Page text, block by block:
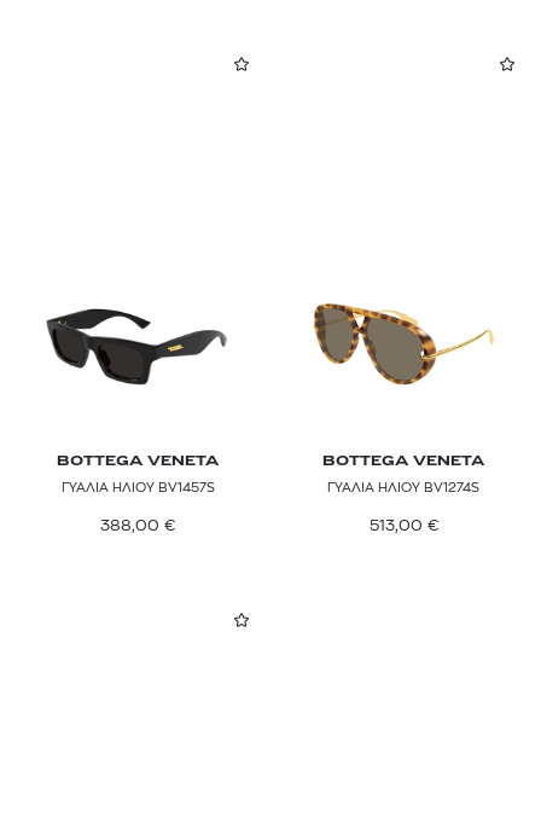
BOTTEGA VENETA
ΓΥΑΛΙΑ ΗΛΙΟΥ BV1457S
388,00 €
BOTTEGA VENETA
ΓΥΑΛΙΑ ΗΛΙΟΥ BV1274S
513,00 €